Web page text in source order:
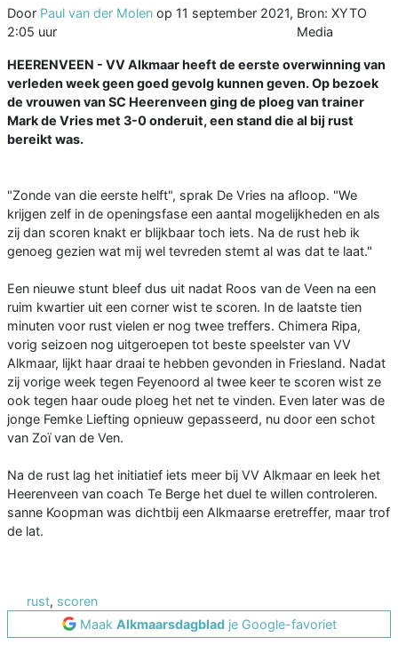
Door Paul van der Molen op 11 september 2021,
2:05 uur
Bron: XYTO
Media
HEERENVEEN - VV Alkmaar heeft de eerste overwinning van
verleden week geen goed gevolg kunnen geven. Op bezoek
de vrouwen van SC Heerenveen ging de ploeg van trainer
Mark de Vries met 3-0 onderuit, een stand die al bij rust
bereikt was.
"Zonde van die eerste helft", sprak De Vries na afloop. "We
krijgen zelf in de openingsfase een aantal mogelijkheden en als
zij dan scoren knakt er blijkbaar toch iets. Na de rust heb ik
genoeg gezien wat mij wel tevreden stemt al was dat te laat."
Een nieuwe stunt bleef dus uit nadat Roos van de Veen na een
ruim kwartier uit een corner wist te scoren. In de laatste tien
minuten voor rust vielen er nog twee treffers. Chimera Ripa,
vorig seizoen nog uitgeroepen tot beste speelster van VV
Alkmaar, lijkt haar draai te hebben gevonden in Friesland. Nadat
zij vorige week tegen Feyenoord al twee keer te scoren wist ze
ook tegen haar oude ploeg het net te vinden. Even later was de
jonge Femke Liefting opnieuw gepasseerd, nu door een schot
van Zoï van de Ven.
Na de rust lag het initiatief iets meer bij VV Alkmaar en leek het
Heerenveen van coach Te Berge het duel te willen controleren.
sanne Koopman was dichtbij een Alkmaarse eretreffer, maar trof
de lat.
rust, scoren
Maak Alkmaarsdagbladje Google-favoriet